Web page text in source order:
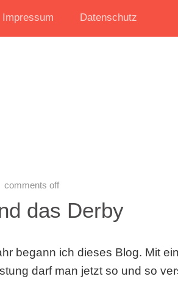
Impressum Datenschutz
comments off
das Derby
begann ich dieses Blog. Mit
darf man jetzt so und so